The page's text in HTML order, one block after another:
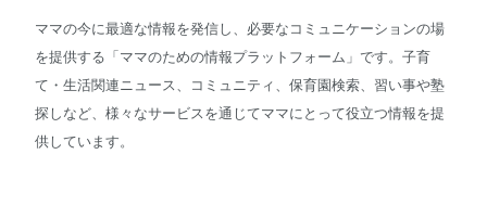
ママの今に最適な情報を発信し、必要なコミュニケーションの場
を提供する「ママのための情報プラットフォーム」です。子育
て・生活関連ニュース、コミュニティ、保育園検索、習い事や塾
探しなど、様々なサービスを通じてママにとって役立つ情報を提
供しています。